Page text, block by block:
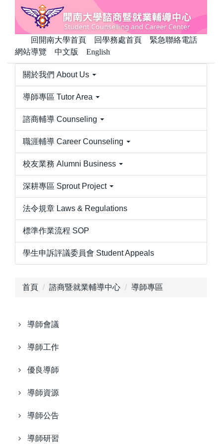
回開南大學首頁 回學務處首頁
緊急聯絡電話
網站導覽
中文版 English
關於我們 About Us
導師專區 Tutor Area
諮商輔導 Counseling
職涯輔導 Career Counseling
校友業務 Alumni Business
深耕專區 Sprout Project
法令規章 Laws & Regulations
標準作業流程 SOP
學生申訴評議委員會 Student Appeals
首頁 諮商暨就業輔導中心 導師專區
導師會議
導師工作
優良導師
導師資源
導師公告
導師研習